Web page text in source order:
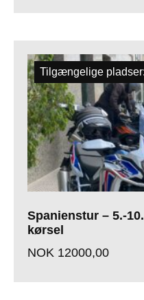
Spanienstur – 5.-
kørsel
NOK 12000,00
Tilgængelige